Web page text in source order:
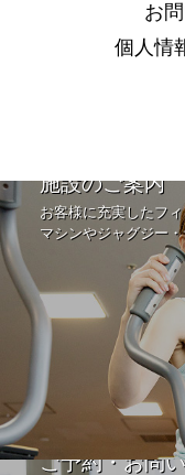
お
個人情
施設のご案内
お客様に充実したフ
マシンやジャグジー
ご予約・お問